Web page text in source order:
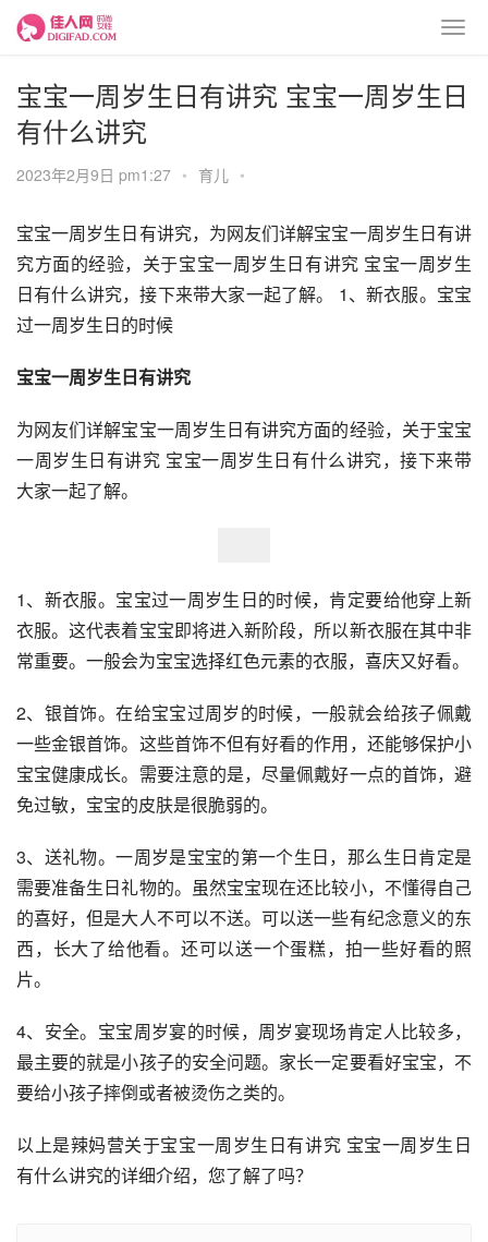
宝宝一周岁生日有讲究 宝宝一周岁生日
有什么讲究
2023年2月9日 pm1:27 • 育儿 •
宝宝一周岁生日有讲究，为网友们详解宝宝一周岁生日有讲
究方面的经验，关于宝宝一周岁生日有讲究 宝宝一周岁生
日有什么讲究，接下来带大家一起了解。 1、新衣服。宝宝
过一周岁生日的时候
宝宝一周岁生日有讲究
为网友们详解宝宝一周岁生日有讲究方面的经验，关于宝宝
一周岁生日有讲究 宝宝一周岁生日有什么讲究，接下来带
大家一起了解。
1、新衣服。宝宝过一周岁生日的时候，肯定要给他穿上新
衣服。这代表着宝宝即将进入新阶段，所以新衣服在其中非
2、银首饰。在给宝宝过周岁的时候，一般就会给孩子佩戴
一些金银首饰。这些首饰不但有好看的作用，还能够保护小
宝宝健康成长。需要注意的是，尽量佩戴好一点的首饰，避
免过敏，宝宝的皮肤是很脆弱的。
3、送礼物。一周岁是宝宝的第一个生日，那么生日肯定是
需要准备生日礼物的。虽然宝宝现在还比较小，不懂得自己
的喜好，但是大人不可以不送。可以送一些有纪念意义的东
西，长大了给他看。还可以送一个蛋糕，拍一些好看的照
片。
4、安全。宝宝周岁宴的时候，周岁宴现场肯定人比较多，
最主要的就是小孩子的安全问题。家长一定要看好宝宝，不
要给小孩子摔倒或者被烫伤之类的。
以上是辣妈营关于宝宝一周岁生日有讲究 宝宝一周岁生日
有什么讲究的详细介绍，您了解了吗？